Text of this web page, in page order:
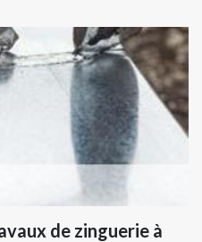
de zinguerie à